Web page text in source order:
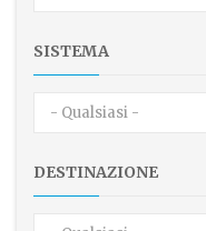
SISTEMA
DESTINAZIONE